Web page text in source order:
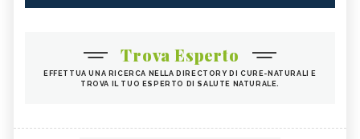
Trova Esperto
EFFETTUA UNA RICERCA NELLA DIRECTORY DI CURE-NATURALI E
TROVA IL TUO ESPERTO DI SALUTE NATURALE.